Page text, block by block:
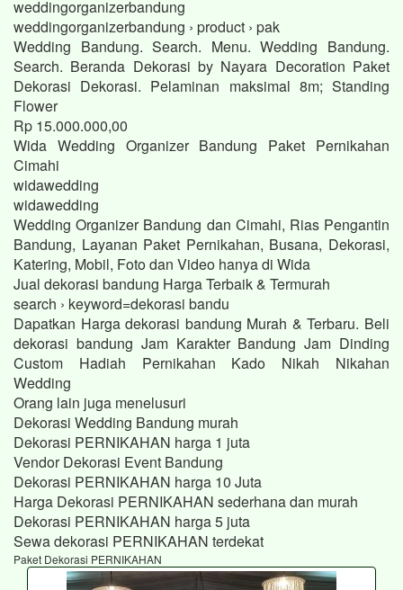
weddingorganizerbandung
weddingorganizerbandung › product › pak
Wedding Bandung. Search. Menu. Wedding Bandung.
Search. Beranda Dekorasi by Nayara Decoration Paket
Dekorasi Dekorasi. Pelaminan maksimal 8m; Standing
Flower
Rp 15.000.000,00
Wida Wedding Organizer Bandung Paket Pernikahan
Cimahi
widawedding
widawedding
Wedding Organizer Bandung dan Cimahi, Rias Pengantin
Bandung, Layanan Paket Pernikahan, Busana, Dekorasi,
Katering, Mobil, Foto dan Video hanya di Wida
Jual dekorasi bandung Harga Terbaik & Termurah
search › keyword=dekorasi bandu
Dapatkan Harga dekorasi bandung Murah & Terbaru. Beli
dekorasi bandung Jam Karakter Bandung Jam Dinding
Custom Hadiah Pernikahan Kado Nikah Nikahan
Wedding
Orang lain juga menelusuri
Dekorasi Wedding Bandung murah
Dekorasi PERNIKAHAN harga 1 juta
Vendor Dekorasi Event Bandung
Dekorasi PERNIKAHAN harga 10 Juta
Harga Dekorasi PERNIKAHAN sederhana dan murah
Dekorasi PERNIKAHAN harga 5 juta
Sewa dekorasi PERNIKAHAN terdekat
Paket Dekorasi PERNIKAHAN